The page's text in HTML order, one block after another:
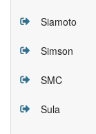
Siamoto
Simson
SMC
Sula